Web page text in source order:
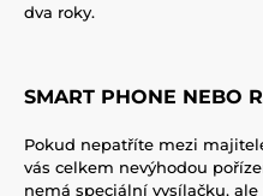
dva roky.
SMART PHONE NEBO
Pokud nepatříte mezi
vás celkem nevýhodou
nemá speciální vysílačku,